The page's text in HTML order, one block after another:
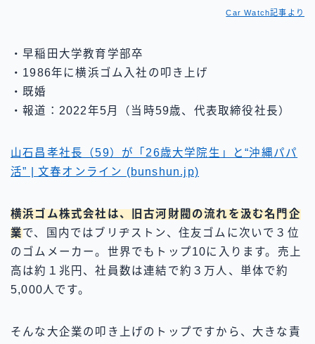
Car Watch記事より
・早稲田大学教育学部卒
・1986年に横浜ゴム入社の叩き上げ
・既婚
・報道：2022年5月（当時59歳、代表取締役社長）
山石昌孝社長（59）が「26歳大学院生」と“沖縄パパ
活” | 文春オンライン (bunshun.jp)
横浜ゴム株式会社は、旧古河財閥の流れを汲む名門企
業で、国内ではブリヂストン、住友ゴムに次いで３位
のゴムメーカー。世界でもトップ10に入ります。売上
高は約１兆円、社員数は連結で約３万人、単体で約
5,000人です。
そんな大企業の叩き上げのトップですから、大きな責